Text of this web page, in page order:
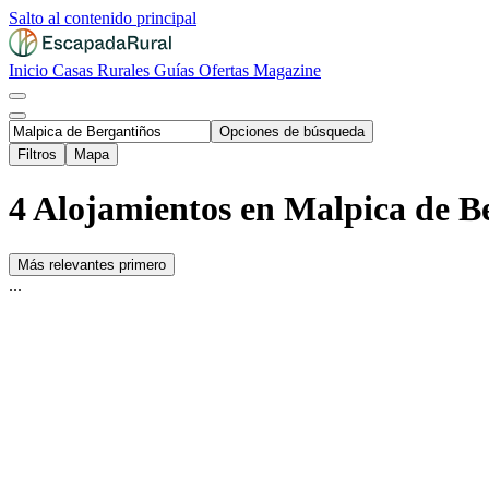
Salto al contenido principal
Inicio Casas Rurales Guías Ofertas Magazine
Opciones de búsqueda
Filtros
Mapa
4 Alojamientos en Malpica de
Más relevantes primero
...